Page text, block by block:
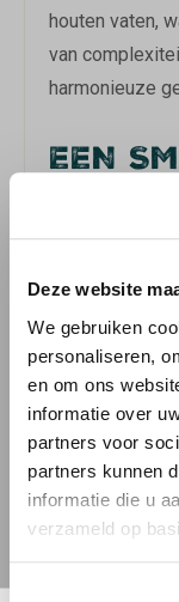
Deze website
We gebruiken
personaliseren,
en om ons
informatie over
partners voor
partners kunnen
informatie die u
verzameld op
Toestemmingsselectie
houten vaten,
van
harmonieuze
EEN
VAN
DIEPTE
De eerste slok
decadente
Rijke
warme golven
langzaam
houtnoten. De
achtige
kunstmatige